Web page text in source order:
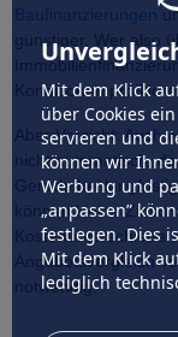
Mit dem Klick
über Cookies
servieren und
können wir
Werbung und
„anpassen”
festlegen. Dies
Mit dem Klick
lediglich
Baufinanzierungen
günstiger. Wer also
Konditionen
Aber Vorsicht: Auch
nicht automatisch,
Gerade bei
können kleine
Angebotsvergleich
notwendig.